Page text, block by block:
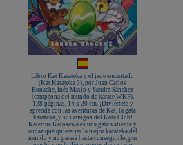
Libro Kat Karateka y el jade encantado
(Kat Karateka 3), por Juan Carlos
Bonache, Inés Masip y Sandra Sánchez
(campeona del mundo de karate WKF),
128 páginas, 14 x 20 cm. ¡Diviértete y
aprende con las aventuras de Kat, la gata
karateka, y sus amigos del Kata Club!
Katerina Katosawa es una gata valiente y
audaz que quiere ser la mejor karateka del
mundo y no parará hasta conseguirlo, por